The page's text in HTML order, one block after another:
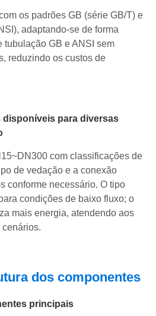
os padrões GB (série GB/T) e
adaptando-se de forma
tubulação GB e ANSI sem
reduzindo os custos de
para diversas
com classificações de
de vedação e a conexão
conforme necessário. O tipo
condições de baixo fluxo; o
mais energia, atendendo aos
dos componentes
principais